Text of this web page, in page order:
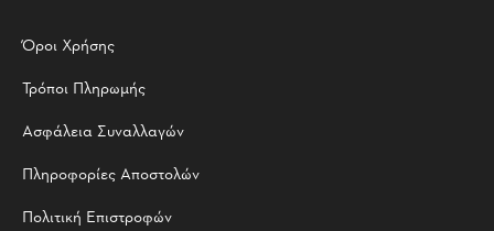
Όροι Χρήσης
Τρόποι Πληρωμής
Ασφάλεια Συναλλαγών
Πληροφορίες Αποστολών
Πολιτική Επιστροφών